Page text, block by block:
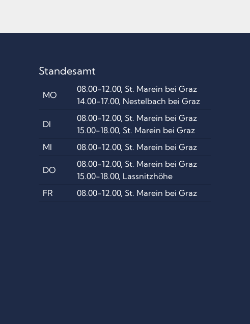
Standesamt
MO
08.00-12.00, St. Marein bei Graz
14.00-17.00, Nestelbach bei Graz
DI
08.00-12.00, St. Marein bei Graz
15.00-18.00, St. Marein bei Graz
MI
08.00-12.00, St. Marein bei Graz
DO
08.00-12.00, St. Marein bei Graz
15.00-18.00, Lassnitzhöhe
FR
08.00-12.00, St. Marein bei Graz